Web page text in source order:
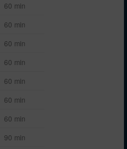
60 min
60 min
60 min
60 min
60 min
60 min
60 min
90 min